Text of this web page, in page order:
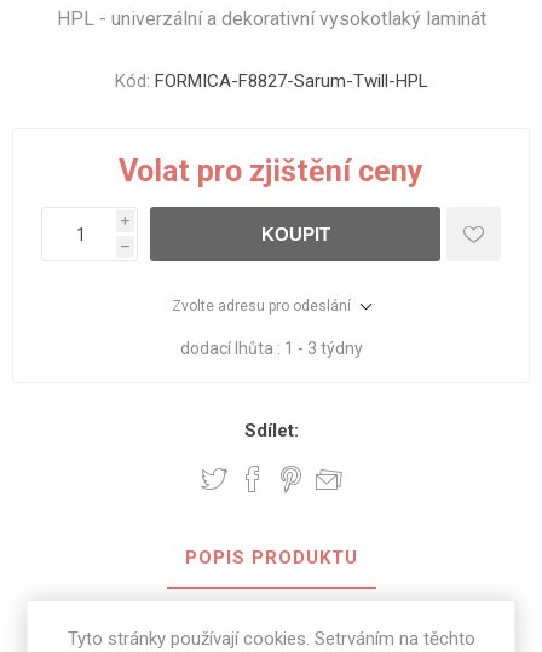
HPL - univerzální a dekorativní vysokotlaký laminát
Kód: FORMICA-F8827-Sarum-Twill-HPL
Volat pro zjištění ceny
i
h
KOUPIT
Zvolte adresu pro odeslání
dodací lhůta : 1 - 3 týdny
Sdílet:
POPIS PRODUKTU
Tyto stránky používají cookies. Setrváním na těchto